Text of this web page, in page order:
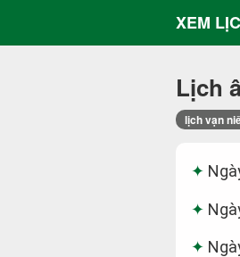
XEM
Lịch
lịch vạn